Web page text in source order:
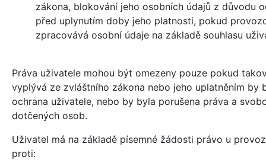
zákona, blokování jeho osobních údajů z důvodu
před uplynutím doby jeho platnosti, pokud
zpracovává osobní údaje na základě souhlasu
Práva uživatele mohou být omezeny pouze pokud
vyplývá ze zvláštního zákona nebo jeho uplatněním by
ochrana uživatele, nebo by byla porušena práva a
dotčených osob.
Uživatel má na základě písemné žádosti právo u
proti: